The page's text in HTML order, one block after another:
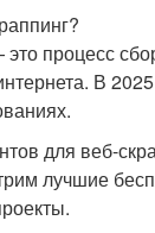
процесс
В
для веб-
лучшие